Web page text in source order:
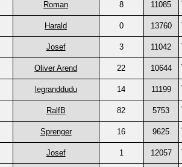
Roman 8 11085
Harald 0 13760
Josef 3 11042
Oliver Arend 22 10644
legranddudu 14 11199
RalfB 82 5753
Sprenger 16 9625
Josef 1 12057